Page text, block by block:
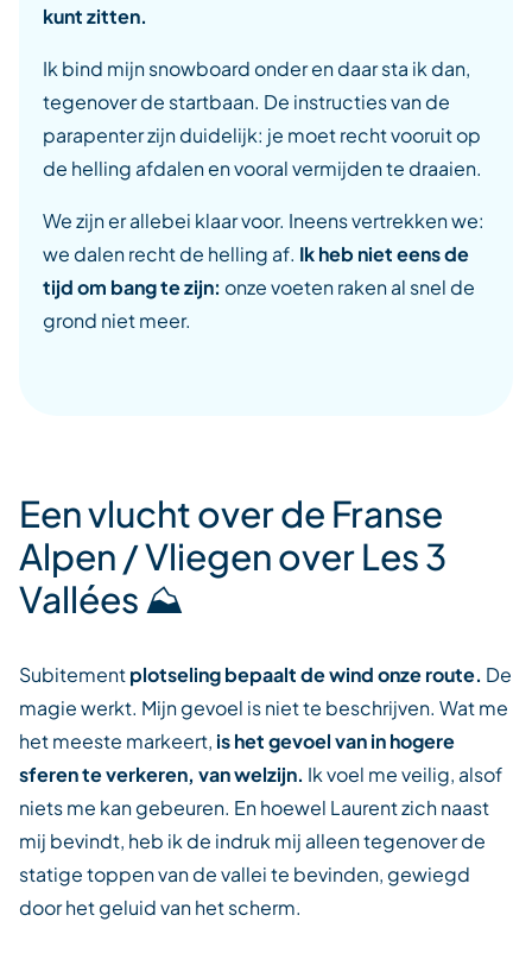
kunt zitten.
Ik bind mijn snowboard onder en daar sta ik dan,
tegenover de startbaan. De instructies van de
parapenter zijn duidelijk: je moet recht vooruit op
de helling afdalen en vooral vermijden te draaien.
We zijn er allebei klaar voor. Ineens vertrekken we:
we dalen recht de helling af. Ik heb niet eens de
tijd om bang te zijn: onze voeten raken al snel de
grond niet meer.
Een vlucht over de Franse
Alpen / Vliegen over Les 3
Vallées ⛰️
Subitementplotseling bepaalt de wind onze route. De
magie werkt. Mijn gevoel is niet te beschrijven. Wat me
het meeste markeert, is het gevoel van in hogere
sferen te verkeren, van welzijn. Ik voel me veilig, alsof
niets me kan gebeuren. En hoewel Laurent zich naast
mij bevindt, heb ik de indruk mij alleen tegenover de
statige toppen van de vallei te bevinden, gewiegd
door het geluid van het scherm.